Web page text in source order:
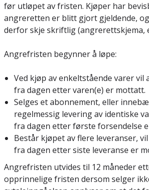
før utløpet av fristen. Kjøper har
angreretten er blitt gjort gjeldende,
derfor skje skriftlig (angrerettskjema,
Angrefristen begynner å løpe:
Ved kjøp av enkeltstående varer
fra dagen etter varen(e) er mottatt.
Selges et abonnement, eller
regelmessig levering av identiske
fra dagen etter første forsendelse
Består kjøpet av flere leveranser,
fra dagen etter siste leveranse er
Angrefristen utvides til 12 måneder
opprinnelige fristen dersom selger